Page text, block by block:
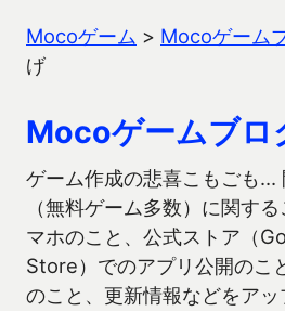
Mocoゲーム > Mocoゲーム
げ
Mocoゲームブロ
ゲーム作成の悲喜こもごも…
（無料ゲーム多数）に関す
マホのこと、公式ストア（
Store）でのアプリ公開のこ
のこと、更新情報などをア